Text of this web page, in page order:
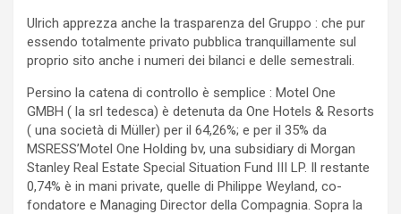
Ulrich apprezza anche la trasparenza del Gruppo : che pur
essendo totalmente privato pubblica tranquillamente sul
proprio sito anche i numeri dei bilanci e delle semestrali.
Persino la catena di controllo è semplice : Motel One
GMBH ( la srl tedesca) è detenuta da One Hotels & Resorts
( una società di Müller) per il 64,26%; e per il 35% da
MSRESS’Motel One Holding bv, una subsidiary di Morgan
Stanley Real Estate Special Situation Fund III LP. Il restante
0,74% è in mani private, quelle di Philippe Weyland, co-
fondatore e Managing Director della Compagnia. Sopra la